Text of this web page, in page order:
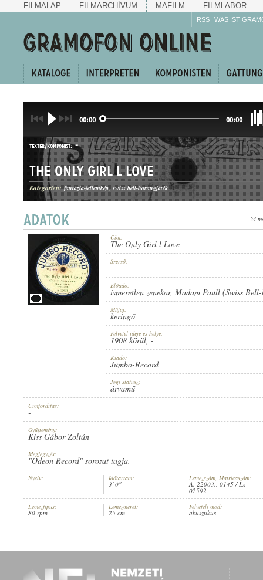
FILMALAP FILMARCHÍVUM MAFILM FILMLABOR
RSS WAS IST
00:00 00:00
TEXTER/KOMPONIST: -
GATTUNG: KERINGŐ
1908 KÖRÜL
HERSTELLER:
PLATTENAUFNAHME: A. 22003.
The Only Girl l Love
Kategorien: fantázia-jellemkép swiss bell-harangjáték
24
Cím:
The Only Girl l Love
Szerző:
-
Előadó:
ismeretlen zenekar, Madam Paull (Swiss
Műfaj:
keringő
Felvétel ideje és helye:
1908 körül, -
Kiadó:
Jumbo-Record
Jogi státusz:
árvamű
Címfordítás:
-
Gyűjtemény:
Kiss Gábor Zoltán
Megjegyzés:
"Odeon Record" sorozat tagja.
Nyelv:
-
Időtartam:
3' 0"
Lemezszám, Matricaszám:
A. 22003., 0145 / Lx
02592
Lemeztípus:
80 rpm
Lemezméret:
25 cm
Felvételi mód:
akusztikus